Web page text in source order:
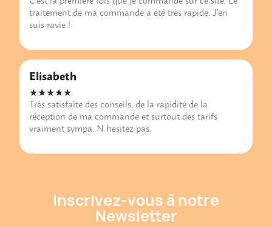
traitement de ma commande a été très rapide. J’en
suis ravie !
Elisabeth
★★★★★
Très satisfaite des conseils, de la rapidité de la
réception de ma commande et surtout des tarifs
vraiment sympa. N hesitez pas
Inscrivez-vous à notre
Newsletter